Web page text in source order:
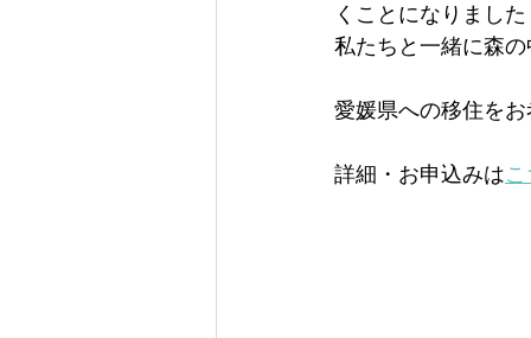
くことになりまし
私たちと一緒に森
愛媛県への移住を
詳細・お申込みは